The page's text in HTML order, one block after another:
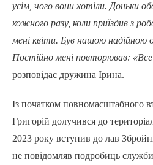
усім, чого вони хотіли. Доньки
кожного разу, коли приїздив з
мені квіти. Був нашою
Постійно мені повторював: «Все
розповідає дружина Ірина.
Із початком повномасштабного
Григорій долучився до
2023 року вступив до лав
не повідомляв подробиць